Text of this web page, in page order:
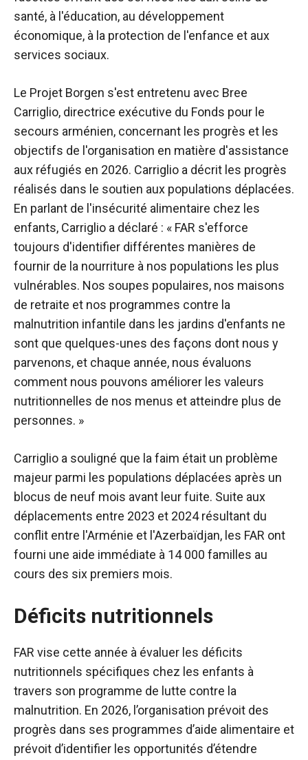
santé, à l'éducation, au développement
économique, à la protection de l'enfance et aux
services sociaux.
Le Projet Borgen s'est entretenu avec Bree
Carriglio, directrice exécutive du Fonds pour le
secours arménien, concernant les progrès et les
objectifs de l'organisation en matière d'assistance
aux réfugiés en 2026. Carriglio a décrit les progrès
réalisés dans le soutien aux populations déplacées.
En parlant de l'insécurité alimentaire chez les
enfants, Carriglio a déclaré : « FAR s'efforce
toujours d'identifier différentes manières de
fournir de la nourriture à nos populations les plus
vulnérables. Nos soupes populaires, nos maisons
de retraite et nos programmes contre la
malnutrition infantile dans les jardins d'enfants ne
sont que quelques-unes des façons dont nous y
parvenons, et chaque année, nous évaluons
comment nous pouvons améliorer les valeurs
nutritionnelles de nos menus et atteindre plus de
personnes. »
Carriglio a souligné que la faim était un problème
majeur parmi les populations déplacées après un
blocus de neuf mois avant leur fuite. Suite aux
déplacements entre 2023 et 2024 résultant du
conflit entre l'Arménie et l'Azerbaïdjan, les FAR ont
fourni une aide immédiate à 14 000 familles au
cours des six premiers mois.
Déficits nutritionnels
FAR vise cette année à évaluer les déficits
nutritionnels spécifiques chez les enfants à
travers son programme de lutte contre la
malnutrition. En 2026, l’organisation prévoit des
progrès dans ses programmes d’aide alimentaire et
prévoit d’identifier les opportunités d’étendre